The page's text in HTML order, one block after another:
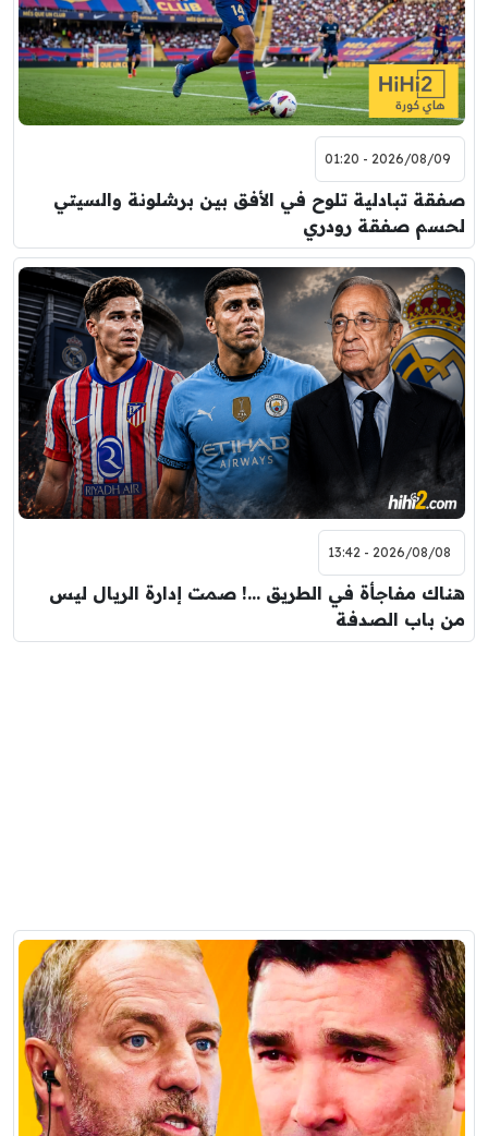
2026/08/09 - 01:20
صفقة تبادلية تلوح في الأفق بين برشلونة والسيتي
لحسم صفقة رودري
2026/08/08 - 13:42
هناك مفاجأة في الطريق …! صمت إدارة الريال ليس
من باب الصدفة